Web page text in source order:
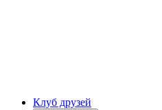
Клуб друзей